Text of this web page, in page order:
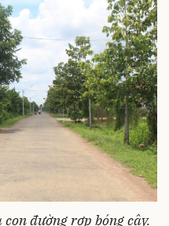
đường rợp bóng cây.